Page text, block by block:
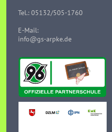
Tel.: 05132/505-1760
E-Mail:
info@gs-arpke.de